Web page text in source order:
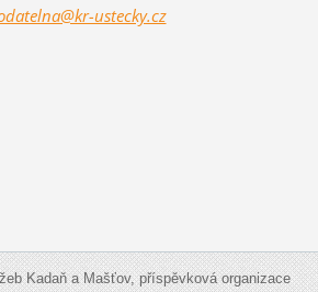
ustecky.cz
Kadaň a Mašťov, příspěvková organizace